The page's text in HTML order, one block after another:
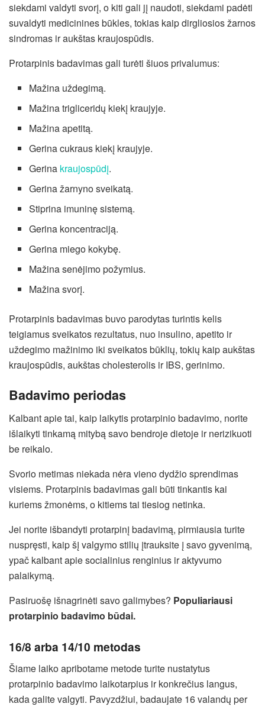
siekdami valdyti svorį, o kiti gali jį naudoti, siekdami padėti
suvaldyti medicinines būkles, tokias kaip dirgliosios žarnos
sindromas ir aukštas kraujospūdis.
Protarpinis badavimas gali turėti šiuos privalumus:
Mažina uždegimą.
Mažina trigliceridų kiekį kraujyje.
Mažina apetitą.
Gerina cukraus kiekį kraujyje.
Gerina kraujospūdį.
Gerina žarnyno sveikatą.
Stiprina imuninę sistemą.
Gerina koncentraciją.
Gerina miego kokybę.
Mažina senėjimo požymius.
Mažina svorį.
Protarpinis badavimas buvo parodytas turintis kelis
teigiamus sveikatos rezultatus, nuo insulino, apetito ir
uždegimo mažinimo iki sveikatos būklių, tokių kaip aukštas
kraujospūdis, aukštas cholesterolis ir IBS, gerinimo.
Badavimo periodas
Kalbant apie tai, kaip laikytis protarpinio badavimo, norite
išlaikyti tinkamą mitybą savo bendroje dietoje ir nerizikuoti
be reikalo.
Svorio metimas niekada nėra vieno dydžio sprendimas
visiems. Protarpinis badavimas gali būti tinkantis kai
kuriems žmonėms, o kitiems tai tiesiog netinka.
Jei norite išbandyti protarpinį badavimą, pirmiausia turite
nuspręsti, kaip šį valgymo stilių įtrauksite į savo gyvenimą,
ypač kalbant apie socialinius renginius ir aktyvumo
palaikymą.
Pasiruošę išnagrinėti savo galimybes? Populiariausi
protarpinio badavimo būdai.
16/8 arba 14/10 metodas
Šiame laiko apribotame metode turite nustatytus
protarpinio badavimo laikotarpius ir konkrečius langus,
kada galite valgyti. Pavyzdžiui, badaujate 16 valandų per